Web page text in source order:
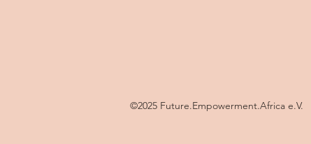
©2025 Future.Empowerment.Africa e.V.